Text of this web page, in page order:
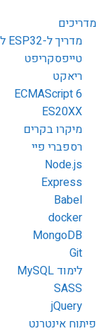
מדריכים
מדריך ל-ESP32 לילדים ולהורים מאפס
טייפסקריפט
ריאקט
ECMAScript 6
ES20XX
מיקרו בקרים
רספברי פיי
Node.js
Express
Babel
docker
MongoDB
Git
לימוד MySQL
SASS
jQuery
פיתוח אינטרנט